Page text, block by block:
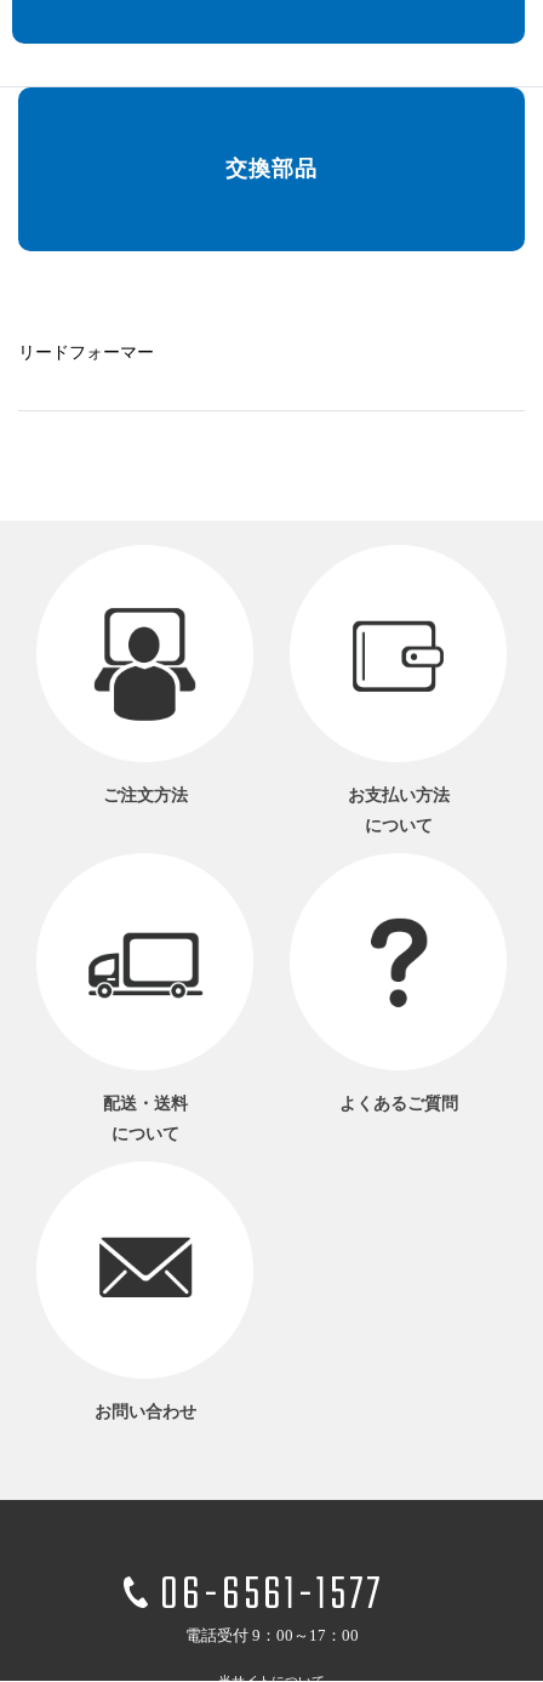
交換部品
リードフォーマー
ご注文方法
お支払い方法
について
配送・送料
について
よくあるご質問
お問い合わせ
06-6561-1577
電話受付 9：00～17：00